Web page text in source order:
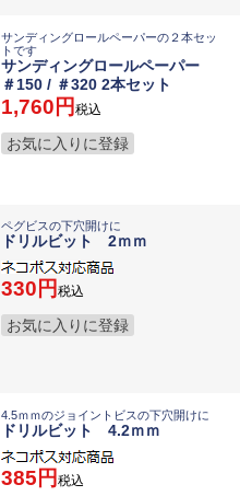
サンディングロールペーパーの２本セッ
トです
サンディングロールペーパー
＃150 / ＃320 2本セット
1,760 税込
お気に入りに登録
ペグビスの下穴開けに
ドリルビット 2ｍｍ
330 税込
お気に入りに登録
4.5ｍｍのジョイントビスの下穴開けに
ドリルビット 4.2ｍｍ
385 税込